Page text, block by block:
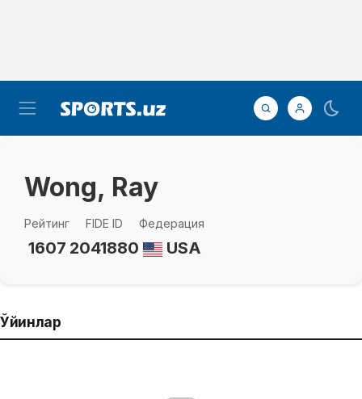
Wong, Ray
Рейтинг
1607
FIDE ID
2041880
Федерация
USA
Ўйинлар